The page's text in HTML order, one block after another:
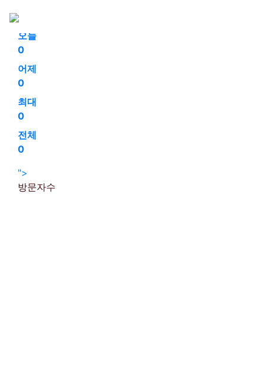
로그인
오늘
0
어제
0
최대
0
전체
0
">
방문자수